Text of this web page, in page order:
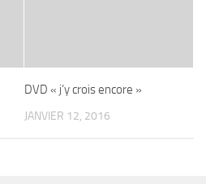
DVD « j’y crois encore »
JANVIER 12, 2016